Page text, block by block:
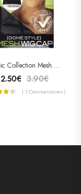
Magic Collection Mesh Wig Cap
2.50€ 3.90€
( 1 Commentaires )